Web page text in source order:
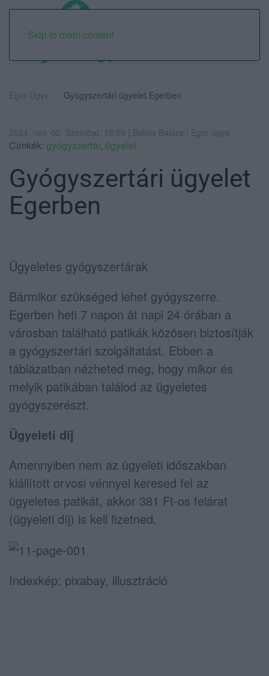
Skip to main content
Eger Ügye Gyógyszertári ügyelet Egerben
2024. nov. 02. Szombat, 16:59 | Bakos Balázs | Eger ügye
Címkék: gyógyszertár, ügyelet
Gyógyszertári ügyelet
Egerben
Ügyeletes gyógyszertárak
Bármikor szükséged lehet gyógyszerre.
Egerben heti 7 napon át napi 24 órában a
városban található patikák közösen biztosítják
a gyógyszertári szolgáltatást. Ebben a
táblázatban nézheted meg, hogy mikor és
melyik patikában találod az ügyeletes
gyógyszerészt.
Ügyeleti díj
Amennyiben nem az ügyeleti időszakban
kiállított orvosi vénnyel keresed fel az
ügyeletes patikát, akkor 381 Ft-os felárat
(ügyeleti díj) is kell fizetned.
Indexkép: pixabay, illusztráció